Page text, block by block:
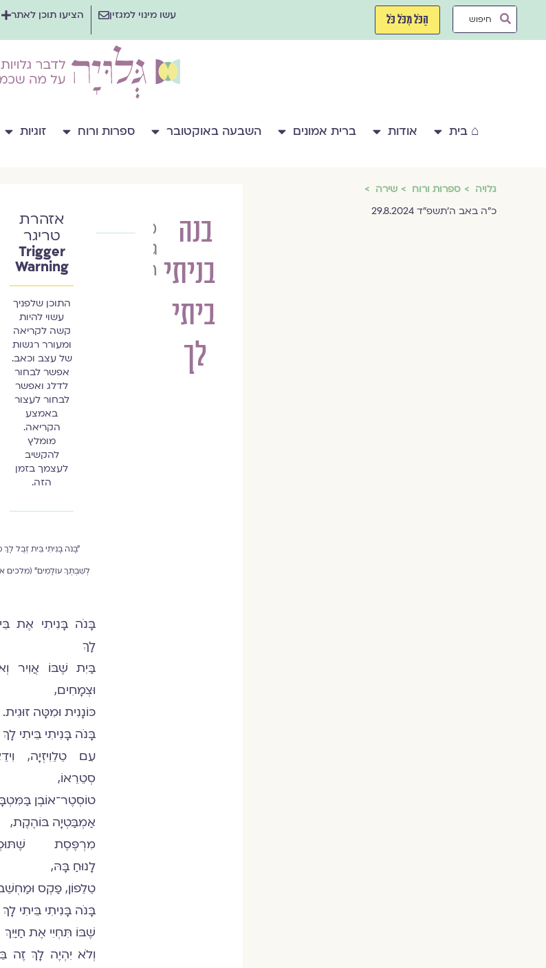
Search
הַכֹּל מִכֹּל כֹּל עשו מינוי למגזין הציעו תוכן לאתר
⌂ בית אודות ברית אמונים השבעה באוקטובר ספרות ורוח זוגיות
גלויה ספרות ורוח
שירה
כ״ה באב ה׳תשפ״ד 29.8.2024
בנה
בניתי
ביתי
לך
מינה
גורל
הרמן
אזהרת
טריגר
Trigger
Warning
התוכן שלפניך
עשוי להיות
קשה לקריאה
ומעורר רגשות
של עצב וכאב.
אפשר לבחור
לדלג ואפשר
לבחור לעצור
באמצע
הקריאה.
מומלץ
להקשיב
לעצמך בזמן
הזה.
"בָּנֹה בָנִיתִי בֵּית זְבֻל לָךְ
לְשִׁבְתְּךָ עוֹלָמִים" (מלכים
בָּנֹה בָּנִיתִי אֶת
לָךְ
בַּיִת שֶׁבּוֹ אֲוִיר
וּצְמָחִים,
כּוֹנָנִית וּמִטָּה זוּגִית.
בָּנֹה בָּנִיתִי בֵּיתִי לָךְ
עִם טֵלֵוִיזְיָה,
סְטֵרֵאוֹ,
טוֹסְטֶר־אוֹבֶן
אַמְבַּטְיָה בּוֹהֶקֶת,
מִרְפֶּסֶת
לָנוּחַ בָּהּ,
טֵלֵפוֹן, פַקְס
בָּנֹה בָּנִיתִי בֵּיתִי לָךְ
שֶׁבּוֹ תִּחְיִי אֶת חַיַּיִךְ
וְלֹא יִהְיֶה לָךְ זֶה